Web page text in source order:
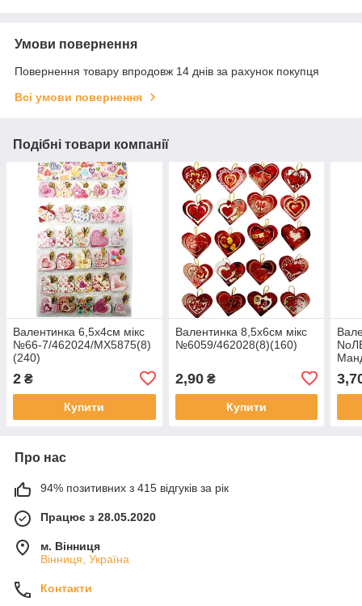
Умови повернення
Повернення товару впродовж 14 днів за рахунок покупця
Всі умови повернення
Подібні товари компанії
Валентинка 6,5х4см мікс
№66-7/462024/МХ5875(8)
(240)
2 ₴
Купити
Валентинка 8,5х6см мікс
№6059/462028(8)(160)
2,90₴
Купити
Про нас
94% позитивних з 415 відгуків за рік
Працює з 28.05.2020
м. Вінниця
Вінниця, Україна
Контакти